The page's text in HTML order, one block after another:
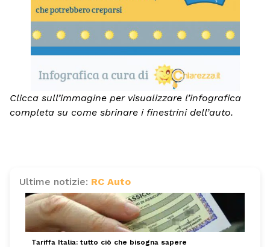
Clicca sull’immagine per visualizzare l’infografica
completa su come sbrinare i finestrini dell’auto.
Ultime notizie: RC Auto
Tariffa Italia: tutto ciò che bisogna sapere